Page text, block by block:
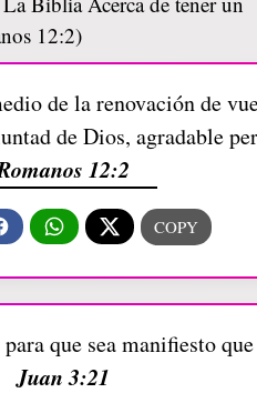
de la renovación de
de Dios, agradable
12:2
que sea manifiesto
Juan 3:21